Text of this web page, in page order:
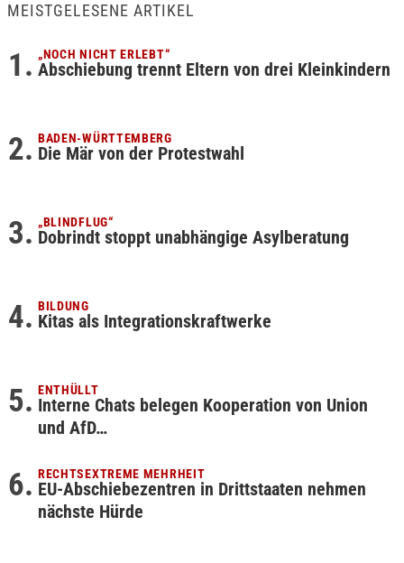
MEISTGELESENE ARTIKEL
„NOCH NICHT ERLEBT“
Abschiebung trennt Eltern von drei Kleinkindern
BADEN-WÜRTTEMBERG
Die Mär von der Protestwahl
„BLINDFLUG“
Dobrindt stoppt unabhängige Asylberatung
BILDUNG
Kitas als Integrationskraftwerke
ENTHÜLLT
Interne Chats belegen Kooperation von Union
und AfD…
RECHTSEXTREME MEHRHEIT
EU-Abschiebezentren in Drittstaaten nehmen
nächste Hürde